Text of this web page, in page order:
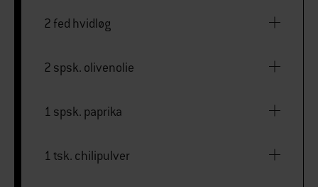
2 fed hvidløg
2 spsk. olivenolie
1 spsk. paprika
1 tsk. chilipulver